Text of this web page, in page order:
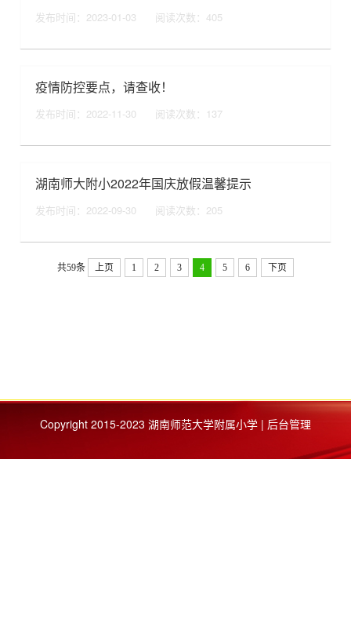
发布时间：2023-01-03 阅读次数： 405
疫情防控要点，请查收！
发布时间：2022-11-30 阅读次数： 137
湖南师大附小2022年国庆放假温馨提示
发布时间：2022-09-30 阅读次数： 205
共59条 上页 1 2 3 4 5 6 下页
Copyright 2015-2023 湖南师范大学附属小学 | 后台管理